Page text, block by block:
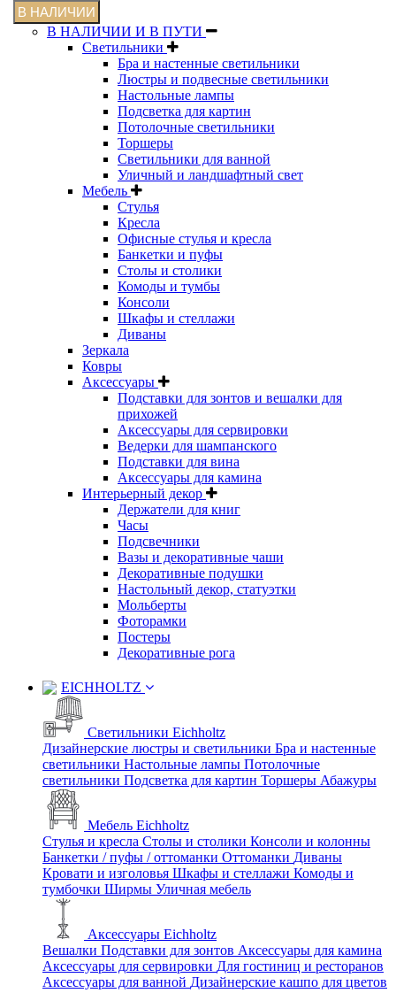
В НАЛИЧИИ
В НАЛИЧИИ И В ПУТИ
Светильники
Бра и настенные светильники
Люстры и подвесные светильники
Настольные лампы
Подсветка для картин
Потолочные светильники
Торшеры
Светильники для ванной
Уличный и ландшафтный свет
Мебель
Стулья
Кресла
Офисные стулья и кресла
Банкетки и пуфы
Столы и столики
Комоды и тумбы
Консоли
Шкафы и стеллажи
Диваны
Зеркала
Ковры
Аксессуары
Подставки для зонтов и вешалки для
прихожей
Аксессуары для сервировки
Ведерки для шампанского
Подставки для вина
Аксессуары для камина
Интерьерный декор
Держатели для книг
Часы
Подсвечники
Вазы и декоративные чаши
Декоративные подушки
Настольный декор, статуэтки
Мольберты
Фоторамки
Постеры
Декоративные рога
EICHHOLTZ
Светильники Eichholtz
Дизайнерские люстры и светильники Бра и настенные
светильники Настольные лампы Потолочные
светильники Подсветка для картин Торшеры Абажуры
Мебель Eichholtz
Стулья и кресла Столы и столики Консоли и колонны
Банкетки / пуфы / оттоманки Оттоманки Диваны
Кровати и изголовья Шкафы и стеллажи Комоды и
тумбочки Ширмы Уличная мебель
Аксессуары Eichholtz
Вешалки Подставки для зонтов Аксессуары для камина
Аксессуары для сервировки Для гостиниц и ресторанов
Аксессуары для ванной Дизайнерские кашпо для цветов